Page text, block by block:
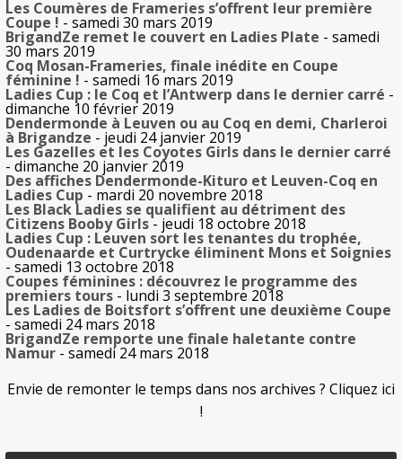
Les Coumères de Frameries s’offrent leur première
Coupe ! - samedi 30 mars 2019
BrigandZe remet le couvert en Ladies Plate - samedi
30 mars 2019
Coq Mosan-Frameries, finale inédite en Coupe
féminine ! - samedi 16 mars 2019
Ladies Cup : le Coq et l’Antwerp dans le dernier carré -
dimanche 10 février 2019
Dendermonde à Leuven ou au Coq en demi, Charleroi
à Brigandze - jeudi 24 janvier 2019
Les Gazelles et les Coyotes Girls dans le dernier carré
- dimanche 20 janvier 2019
Des affiches Dendermonde-Kituro et Leuven-Coq en
Ladies Cup - mardi 20 novembre 2018
Les Black Ladies se qualifient au détriment des
Citizens Booby Girls- jeudi 18 octobre 2018
Ladies Cup : Leuven sort les tenantes du trophée,
Oudenaarde et Curtrycke éliminent Mons et Soignies
- samedi 13 octobre 2018
Coupes féminines : découvrez le programme des
premiers tours - lundi 3 septembre 2018
Les Ladies de Boitsfort s’offrent une deuxième Coupe
- samedi 24 mars 2018
BrigandZe remporte une finale haletante contre
Namur - samedi 24 mars 2018
Envie de remonter le temps dans nos archives ? Cliquez ici
!